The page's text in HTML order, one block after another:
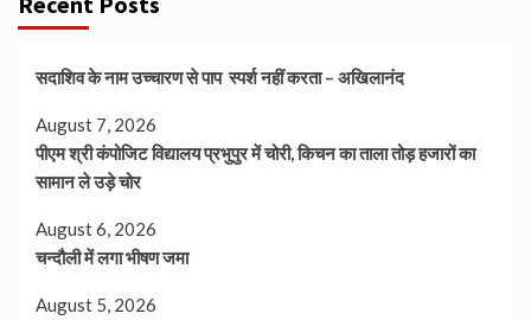
सदाशिव के नाम उच्चारण से पाप स्पर्श नहीं करता – अखिलानंद
August 7, 2026
पीएम श्री कंपोजिट विद्यालय प्रभुपुर में चोरी, किचन का ताला तोड़ हजारों का
सामान ले उड़े चोर
August 6, 2026
चन्दौली में लगा भीषण जमा
August 5, 2026